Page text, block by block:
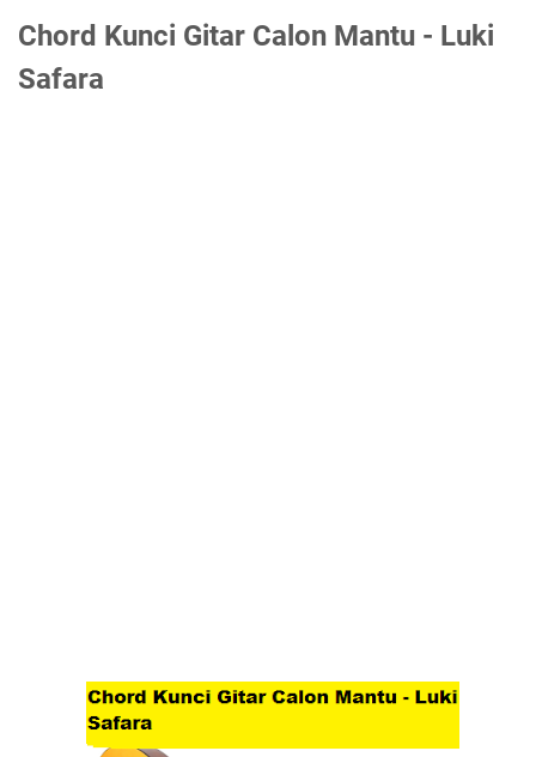
Chord Kunci Gitar Calon Mantu - Luki
Safara